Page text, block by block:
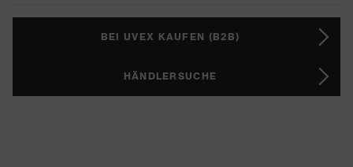
BEI UVEX KAUFEN (B2B)
HÄNDLERSUCHE